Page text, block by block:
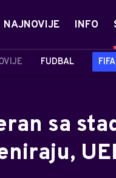
NAJNOVIJE INFO
FUDBAL
sa